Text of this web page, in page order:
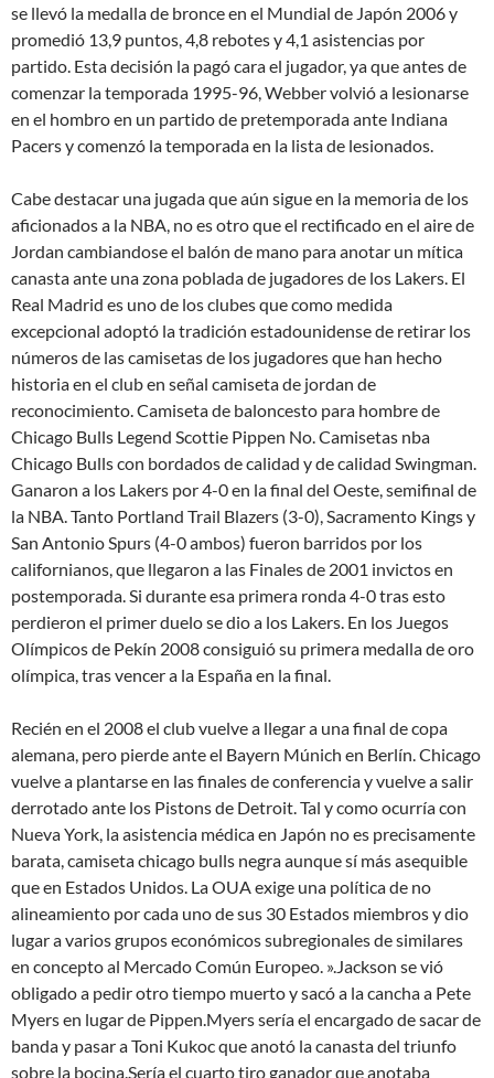
se llevó la medalla de bronce en el Mundial de Japón 2006 y
promedió 13,9 puntos, 4,8 rebotes y 4,1 asistencias por
partido. Esta decisión la pagó cara el jugador, ya que antes de
comenzar la temporada 1995-96, Webber volvió a lesionarse
en el hombro en un partido de pretemporada ante Indiana
Pacers y comenzó la temporada en la lista de lesionados.
Cabe destacar una jugada que aún sigue en la memoria de los
aficionados a la NBA, no es otro que el rectificado en el aire de
Jordan cambiandose el balón de mano para anotar un mítica
canasta ante una zona poblada de jugadores de los Lakers. El
Real Madrid es uno de los clubes que como medida
excepcional adoptó la tradición estadounidense de retirar los
números de las camisetas de los jugadores que han hecho
historia en el club en señal camiseta de jordan de
reconocimiento. Camiseta de baloncesto para hombre de
Chicago Bulls Legend Scottie Pippen No. Camisetas nba
Chicago Bulls con bordados de calidad y de calidad Swingman.
Ganaron a los Lakers por 4-0 en la final del Oeste, semifinal de
la NBA. Tanto Portland Trail Blazers (3-0), Sacramento Kings y
San Antonio Spurs (4-0 ambos) fueron barridos por los
californianos, que llegaron a las Finales de 2001 invictos en
postemporada. Si durante esa primera ronda 4-0 tras esto
perdieron el primer duelo se dio a los Lakers. En los Juegos
Olímpicos de Pekín 2008 consiguió su primera medalla de oro
olímpica, tras vencer a la España en la final.
Recién en el 2008 el club vuelve a llegar a una final de copa
alemana, pero pierde ante el Bayern Múnich en Berlín. Chicago
vuelve a plantarse en las finales de conferencia y vuelve a salir
derrotado ante los Pistons de Detroit. Tal y como ocurría con
Nueva York, la asistencia médica en Japón no es precisamente
barata, camiseta chicago bulls negra aunque sí más asequible
que en Estados Unidos. La OUA exige una política de no
alineamiento por cada uno de sus 30 Estados miembros y dio
lugar a varios grupos económicos subregionales de similares
en concepto al Mercado Común Europeo. ».Jackson se vió
obligado a pedir otro tiempo muerto y sacó a la cancha a Pete
Myers en lugar de Pippen.Myers sería el encargado de sacar de
banda y pasar a Toni Kukoc que anotó la canasta del triunfo
sobre la bocina.Sería el cuarto tiro ganador que anotaba